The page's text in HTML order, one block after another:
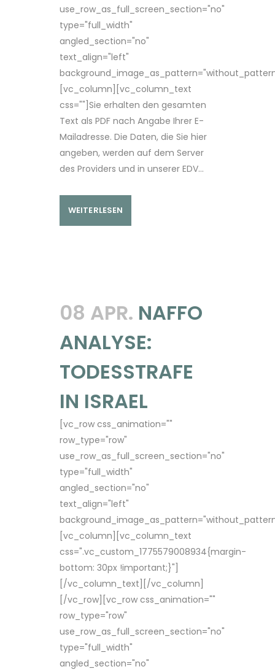
use_row_as_full_screen_section="no"
type="full_width"
angled_section="no"
text_align="left"
[vc_column][vc_column_text
css=""]Sie erhalten den gesamten
Text als PDF nach Angabe Ihrer E-
Mailadresse. Die Daten, die Sie hier
angeben, werden auf dem Server
des Providers und in unserer EDV...
WEITERLESEN
08 APR. NAFFO
ANALYSE:
TODESSTRAFE
IN ISRAEL
[vc_row css_animation=""
row_type="row"
use_row_as_full_screen_section="no"
type="full_width"
angled_section="no"
text_align="left"
[vc_column][vc_column_text
css=".vc_custom_1775579008934{margin-
bottom: 30px !important;}"]
[/vc_column_text][/vc_column]
[/vc_row][vc_row css_animation=""
row_type="row"
use_row_as_full_screen_section="no"
type="full_width"
angled_section="no"